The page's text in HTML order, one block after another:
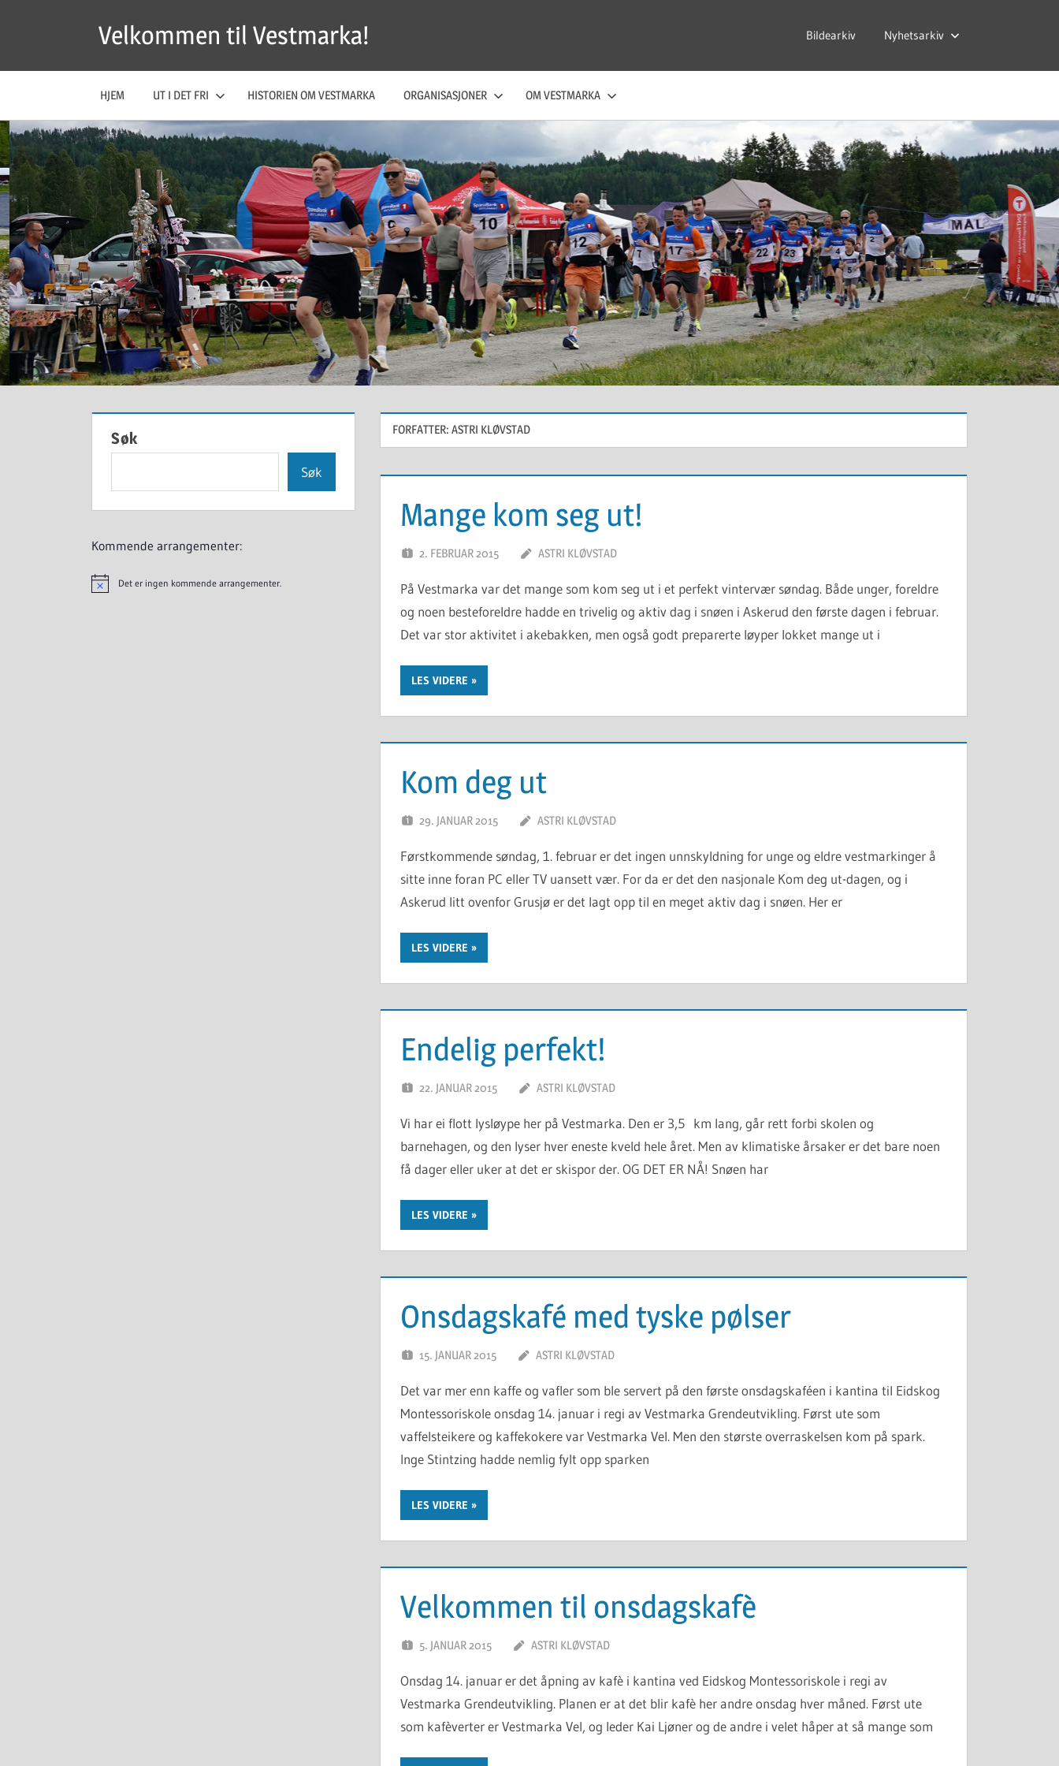
Velkommen til Vestmarka! Bildearkiv Nyhetsarkiv
HJEM UT I DET FRI HISTORIEN OM VESTMARKA ORGANISASJONER OM VESTMARKA
FORFATTER: ASTRI KLØVSTAD
Mange kom seg ut!
2. FEBRUAR 2015 ASTRI KLØVSTAD
På Vestmarka var det mange som kom seg ut i et perfekt vintervær søndag. Både unger, foreldre
og noen besteforeldre hadde en trivelig og aktiv dag i snøen i Askerud den første dagen i februar.
Det var stor aktivitet i akebakken, men også godt preparerte løyper lokket mange ut i
LES VIDERE
Kom deg ut
29. JANUAR 2015 ASTRI KLØVSTAD
Førstkommende søndag, 1. februar er det ingen unnskyldning for unge og eldre vestmarkinger å
sitte inne foran PC eller TV uansett vær. For da er det den nasjonale Kom deg ut-dagen, og i
Askerud litt ovenfor Grusjø er det lagt opp til en meget aktiv dag i snøen. Her er
LES VIDERE
Endelig perfekt!
22. JANUAR 2015 ASTRI KLØVSTAD
Vi har ei flott lysløype her på Vestmarka. Den er 3,5 km lang, går rett forbi skolen og
barnehagen, og den lyser hver eneste kveld hele året. Men av klimatiske årsaker er det bare noen
få dager eller uker at det er skispor der. OG DET ER NÅ! Snøen har
LES VIDERE
Onsdagskafé med tyske pølser
15. JANUAR 2015 ASTRI KLØVSTAD
Det var mer enn kaffe og vafler som ble servert på den første onsdagskaféen i kantina til Eidskog
Montessoriskole onsdag 14. januar i regi av Vestmarka Grendeutvikling. Først ute som
vaffelsteikere og kaffekokere var Vestmarka Vel. Men den største overraskelsen kom på spark.
Inge Stintzing hadde nemlig fylt opp sparken
LES VIDERE
Velkommen til onsdagskafè
5. JANUAR 2015 ASTRI KLØVSTAD
Onsdag 14. januar er det åpning av kafè i kantina ved Eidskog Montessoriskole i regi av
Vestmarka Grendeutvikling. Planen er at det blir kafè her andre onsdag hver måned. Først ute
som kafèverter er Vestmarka Vel, og leder Kai Ljøner og de andre i velet håper at så mange som
Søk
Søk
Kommende arrangementer:
Det er ingen kommende arrangementer.